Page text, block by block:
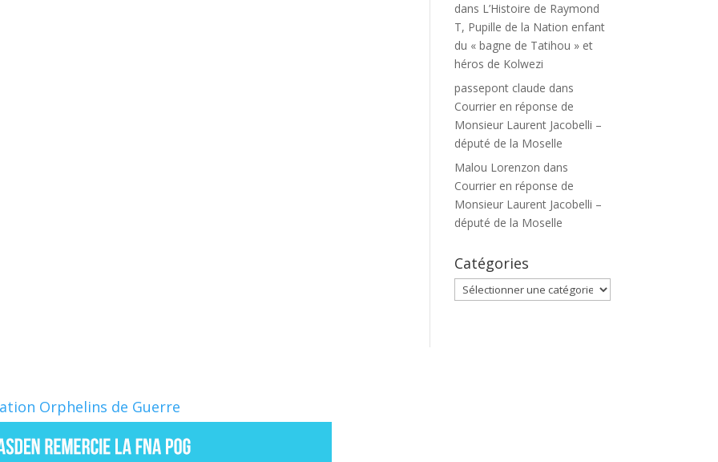
dans L’Histoire de Raymond
T, Pupille de la Nation enfant
du « bagne de Tatihou » et
héros de Kolwezi
passepont claude dans
Courrier en réponse de
Monsieur Laurent Jacobelli –
député de la Moselle
Malou Lorenzon dans
Courrier en réponse de
Monsieur Laurent Jacobelli –
député de la Moselle
Catégories
Catégories
Orphelins de Guerre